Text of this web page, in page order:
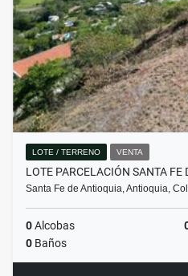
LOTE / TERRENO VENTA
LOTE PARCELACIÓN SANTA FE
Santa Fe de Antioquia, Antioquia,
0Alcobas
0 Baños